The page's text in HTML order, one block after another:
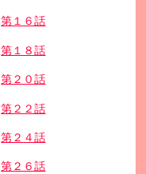
第１６話
第１８話
第２０話
第２２話
第２４話
第２６話